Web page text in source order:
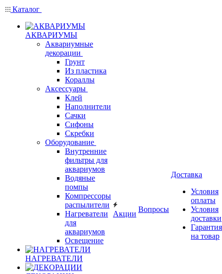
Каталог
АКВАРИУМЫ
Аквариумные
декорации
Грунт
Из пластика
Кораллы
Аксессуары
Клей
Наполнители
Сачки
Сифоны
Скребки
Оборудование
Внутренние
фильтры для
аквариумов
Водяные
помпы
Компрессоры
распылители
Нагреватели
для
аквариумов
Освещение
НАГРЕВАТЕЛИ
Акции
Вопросы
Доставка
Условия
оплаты
Условия
доставки
Гарантия
на товар